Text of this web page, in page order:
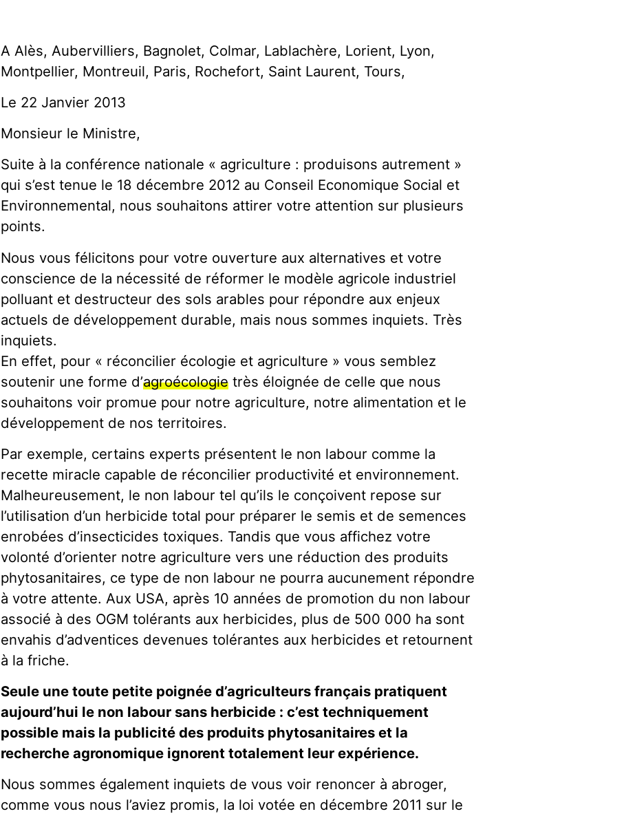
A Alès, Aubervilliers, Bagnolet, Colmar, Lablachère, Lorient, Lyon,
Montpellier, Montreuil, Paris, Rochefort, Saint Laurent, Tours,
Le 22 Janvier 2013
Monsieur le Ministre,
Suite à la conférence nationale « agriculture : produisons autrement »
qui s’est tenue le 18 décembre 2012 au Conseil Economique Social et
Environnemental, nous souhaitons attirer votre attention sur plusieurs
points.
Nous vous félicitons pour votre ouverture aux alternatives et votre
conscience de la nécessité de réformer le modèle agricole industriel
polluant et destructeur des sols arables pour répondre aux enjeux
actuels de développement durable, mais nous sommes inquiets. Très
inquiets.
En effet, pour « réconcilier écologie et agriculture » vous semblez
soutenir une forme d’agroécologie très éloignée de celle que nous
souhaitons voir promue pour notre agriculture, notre alimentation et le
développement de nos territoires.
Par exemple, certains experts présentent le non labour comme la
recette miracle capable de réconcilier productivité et environnement.
Malheureusement, le non labour tel qu’ils le conçoivent repose sur
l’utilisation d’un herbicide total pour préparer le semis et de semences
enrobées d’insecticides toxiques. Tandis que vous affichez votre
volonté d’orienter notre agriculture vers une réduction des produits
phytosanitaires, ce type de non labour ne pourra aucunement répondre
à votre attente. Aux USA, après 10 années de promotion du non labour
associé à des OGM tolérants aux herbicides, plus de 500 000 ha sont
envahis d’adventices devenues tolérantes aux herbicides et retournent
à la friche.
Seule une toute petite poignée d’agriculteurs français pratiquent
aujourd’hui le non labour sans herbicide : c’est techniquement
possible mais la publicité des produits phytosanitaires et la
recherche agronomique ignorent totalement leur expérience.
Nous sommes également inquiets de vous voir renoncer à abroger,
comme vous nous l’aviez promis, la loi votée en décembre 2011 sur le